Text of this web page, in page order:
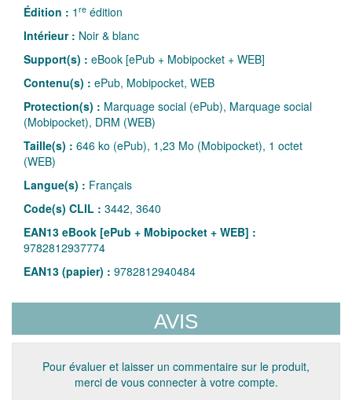
Édition : 1 re édition
Intérieur : Noir & blanc
Support(s) : eBook [ePub + Mobipocket + WEB]
Contenu(s) : ePub, Mobipocket, WEB
Protection(s) : Marquage social (ePub), Marquage social
(Mobipocket), DRM (WEB)
Taille(s) : 646 ko (ePub), 1,23 Mo (Mobipocket), 1 octet
(WEB)
Langue(s) : Français
Code(s) CLIL : 3442, 3640
EAN13 eBook [ePub + Mobipocket + WEB] :
9782812937774
EAN13 (papier) : 9782812940484
AVIS
Pour évaluer et laisser un commentaire sur le produit,
merci de vous connecter à votre compte.